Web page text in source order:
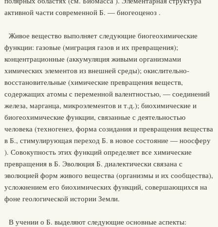
активной части современной Б. — биогеоценоз .
Живое вещество выполняет следующие биогеохимические
функции: газовые (миграция газов и их превращения);
концентрационные (аккумуляция живыми организмами
химических элементов из внешней среды); окислительно-
восстановительные (химические превращения веществ,
содержащих атомы с переменной валентностью, — соединений
железа, марганца, микроэлементов и т.д.); биохимические и
биогеохимические функции, связанные с деятельностью
человека (техногенез, форма созидания и превращения вещества
в Б., стимулирующая переход Б. в новое состояние — ноосферу
). Совокупность этих функций определяет все химические
превращения в Б. Эволюция Б. диалектически связана с
эволюцией форм живого вещества (организмы и их сообщества),
усложнением его биохимических функций, совершающихся на
фоне геологической истории Земли.
В учении о Б. выделяют следующие основные аспекты: